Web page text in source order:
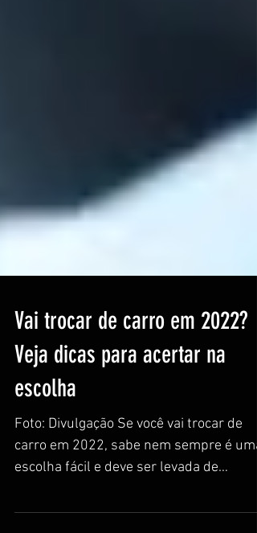
Vai trocar de carro em 2022?
Veja dicas para acertar na
escolha
Foto: Divulgação Se você vai trocar de
escolha fácil e deve ser levada de